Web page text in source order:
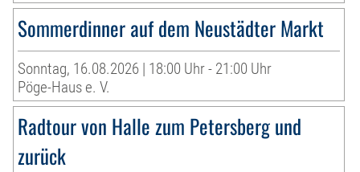
Sommerdinner auf dem Neustädter Markt
Sonntag, 16.08.2026 | 18:00 Uhr - 21:00 Uhr
Pöge-Haus e. V.
Radtour von Halle zum Petersberg und
zurück